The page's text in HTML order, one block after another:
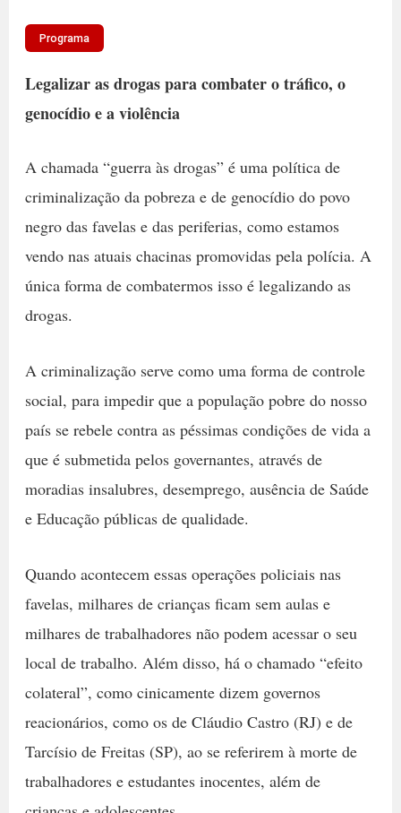
Programa
Legalizar as drogas para combater o tráfico, o
genocídio e a violência
A chamada “guerra às drogas” é uma política de
criminalização da pobreza e de genocídio do povo
negro das favelas e das periferias, como estamos
vendo nas atuais chacinas promovidas pela polícia. A
única forma de combatermos isso é legalizando as
drogas.
A criminalização serve como uma forma de controle
social, para impedir que a população pobre do nosso
país se rebele contra as péssimas condições de vida a
que é submetida pelos governantes, através de
moradias insalubres, desemprego, ausência de Saúde
e Educação públicas de qualidade.
Quando acontecem essas operações policiais nas
favelas, milhares de crianças ficam sem aulas e
milhares de trabalhadores não podem acessar o seu
local de trabalho. Além disso, há o chamado “efeito
colateral”, como cinicamente dizem governos
reacionários, como os de Cláudio Castro (RJ) e de
Tarcísio de Freitas (SP), ao se referirem à morte de
trabalhadores e estudantes inocentes, além de